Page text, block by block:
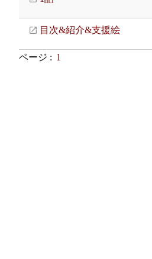
目次&紹介&支援絵
ページ : 1